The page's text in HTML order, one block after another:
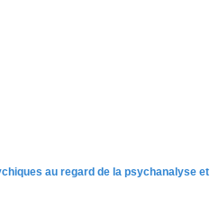
au regard de la psychanalyse et